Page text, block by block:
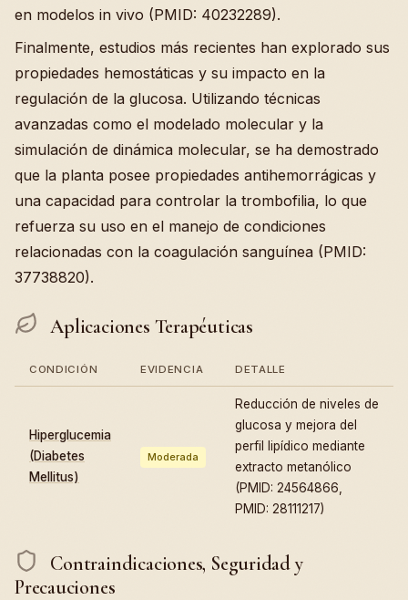
en modelos in vivo (PMID: 40232289).
Finalmente, estudios más recientes han explorado sus
propiedades hemostáticas y su impacto en la
regulación de la glucosa. Utilizando técnicas
avanzadas como el modelado molecular y la
simulación de dinámica molecular, se ha demostrado
que la planta posee propiedades antihemorrágicas y
una capacidad para controlar la trombofilia, lo que
refuerza su uso en el manejo de condiciones
relacionadas con la coagulación sanguínea (PMID:
37738820).
Aplicaciones Terapéuticas
CONDICIÓN EVIDENCIA DETALLE
Hiperglucemia
(Diabetes
Mellitus)
Moderada
Reducción de niveles de
glucosa y mejora del
perfil lipídico mediante
extracto metanólico
(PMID: 24564866,
PMID: 28111217)
Contraindicaciones, Seguridad y
Precauciones